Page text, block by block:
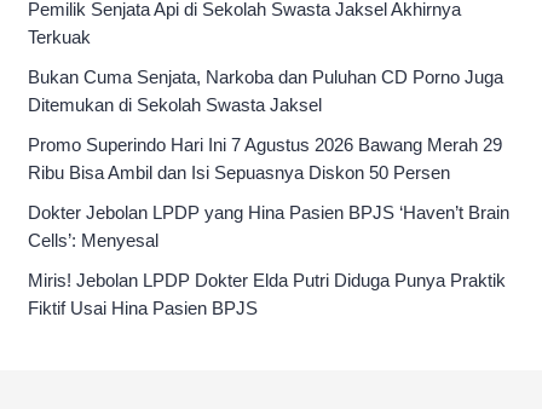
Pemilik Senjata Api di Sekolah Swasta Jaksel Akhirnya
Terkuak
Bukan Cuma Senjata, Narkoba dan Puluhan CD Porno Juga
Ditemukan di Sekolah Swasta Jaksel
Promo Superindo Hari Ini 7 Agustus 2026 Bawang Merah 29
Ribu Bisa Ambil dan Isi Sepuasnya Diskon 50 Persen
Dokter Jebolan LPDP yang Hina Pasien BPJS ‘Haven’t Brain
Cells’: Menyesal
Miris! Jebolan LPDP Dokter Elda Putri Diduga Punya Praktik
Fiktif Usai Hina Pasien BPJS